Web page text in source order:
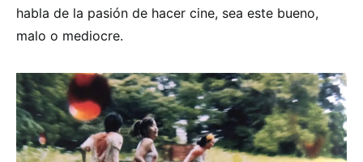
habla de la pasión de hacer cine, sea este bueno,
malo o mediocre.